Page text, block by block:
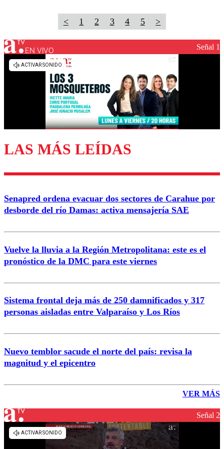
< 1 2 3 4 5 >
EN VIVO Señal 1
LAS MÁS LEÍDAS
Senapred ordena evacuar dos sectores de Carahue por
desborde del río Damas: activa mensajería SAE
Vuelve la lluvia a la Región Metropolitana: este es el
pronóstico de la DMC para este viernes
Sistema frontal deja más de 250 damnificados y 317
personas aisladas entre Valparaíso y Los Ríos
Nuevo temblor sacude el norte del país: revisa la
magnitud y el epicentro
VER MÁS
Señal 2